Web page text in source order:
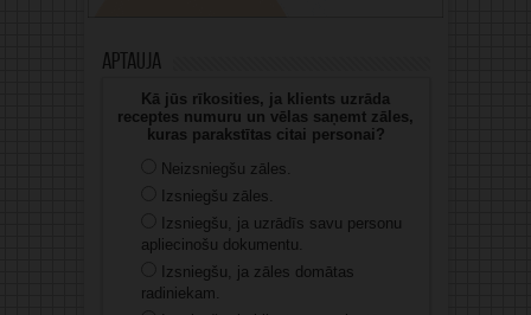
Aptauja
Kā jūs rīkosities, ja klients uzrāda
receptes numuru un vēlas saņemt zāles,
kuras parakstītas citai personai?
Neizsniegšu zāles.
Izsniegšu zāles.
Izsniegšu, ja uzrādīs savu personu
apliecinošu dokumentu.
Izsniegšu, ja zāles domātas
radiniekam.